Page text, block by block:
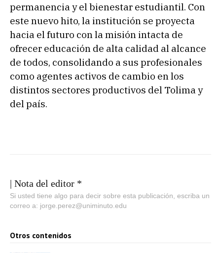
permanencia y el bienestar estudiantil. Con
este nuevo hito, la institución se proyecta
hacia el futuro con la misión intacta de
ofrecer educación de alta calidad al alcance
de todos, consolidando a sus profesionales
como agentes activos de cambio en los
distintos sectores productivos del Tolima y
del país.
| Nota del editor *
Si usted tiene algo para decir sobre esta publicación, escriba un
correo a: jorge.perez@uniminuto.edu
Otros contenidos